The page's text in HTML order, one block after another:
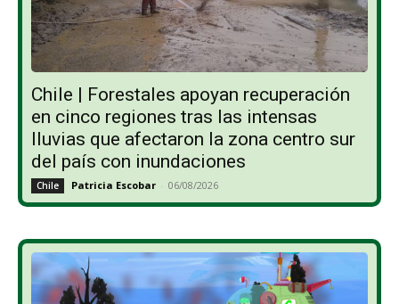
Chile | Forestales apoyan recuperación
en cinco regiones tras las intensas
lluvias que afectaron la zona centro sur
del país con inundaciones
Chile Patricia Escobar - 06/08/2026